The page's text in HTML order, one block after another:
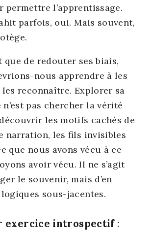
per­mettre l’apprentissage.
par­fois, oui. Mais sou­vent,
de redou­ter ses biais,
nous apprendre à les
recon­naître. Explo­rer sa
pas cher­cher la véri­té
les motifs cachés de
nar­ra­tion, les fils invi­sibles
que nous avons vécu à ce
avoir vécu. Il ne s’agit
le sou­ve­nir, mais d’en
sous-jacentes.
exer­cice intros­pec­tif: